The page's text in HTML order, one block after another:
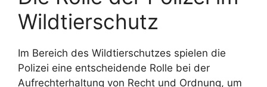
Wildtierschutz
Im Bereich des Wildtierschutzes spielen die
Polizei eine entscheidende Rolle bei der
Aufrechterhaltung von Recht und Ordnung, um